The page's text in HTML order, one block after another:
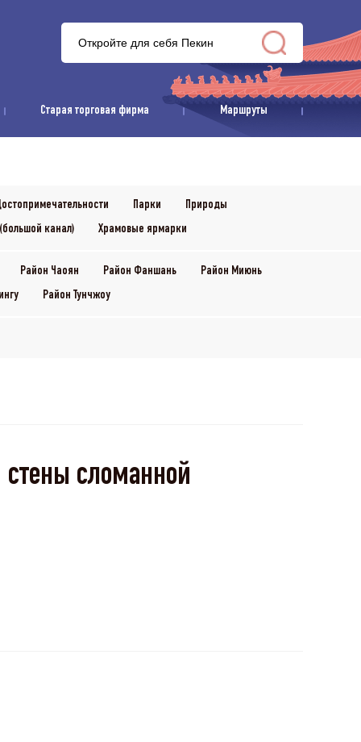
Старая торговая фирма Маршруты
Парки
Природы
канал)
Храмовые ярмарки
Район Чаоян Район Фаншань
Район Миюнь
Район Тунчжоу
сломанной